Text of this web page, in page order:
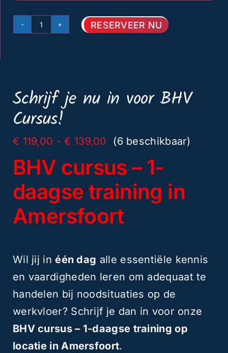
Schrijf je nu in voor BHV
Cursus!
€ 119,00 - € 139,00 Prijsklasse:
tot
€ 139,00
(6 beschikbaar)
BHV cursus – 1-
daagse training in
Amersfoort
Wil jij inéén dag alle essentiële kennis
en vaardigheden leren om adequaat te
handelen bij noodsituaties op de
werkvloer? Schrijf je dan in voor onze
BHV cursus – 1-daagse training op
locatie in Amersfoort.
Basis
februari
2026
aantal
RESERVEER NU